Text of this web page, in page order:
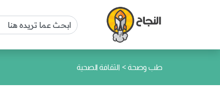
طب وصحة > الثقافة الصحية